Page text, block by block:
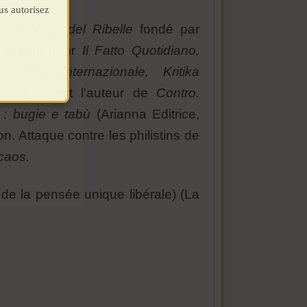
à Voce del Ribelle fondé par
Il écrit pour Il Fatto Quotidiano,
Post Internazionale, Kritika
et est l'auteur de Contro.
: bugie e tabù (Arianna Editrice,
Attaque contre les philistins de
la pensée unique libérale) (La
autorisez